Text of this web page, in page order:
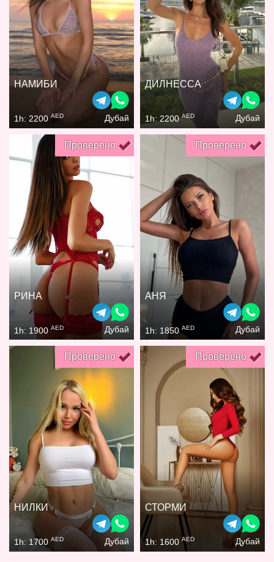
НАМИБИ
1h: 2200 AED Дубай
ДИЛНЕССА
1h: 2200AED Дубай
Проверено
РИНА
1h: 1900 AED Дубай
Проверено
АНЯ
1h: 1850AED Дубай
Проверено
НИЛКИ
1h: 1700 AED Дубай
Проверено
СТОРМИ
1h: 1600 AED Дубай